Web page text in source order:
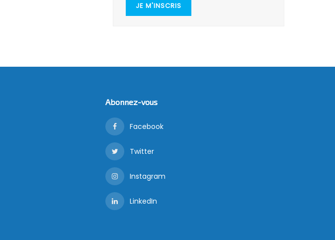
JE M'INSCRIS
Abonnez-vous
Facebook
Twitter
Instagram
LinkedIn